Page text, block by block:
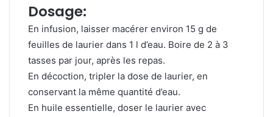
Dosage:
En infusion, laisser macérer environ 15 g de
feuilles de laurier dans 1 l d’eau. Boire de 2 à 3
tasses par jour, après les repas.
En décoction, tripler la dose de laurier, en
conservant la même quantité d’eau.
En huile essentielle, doser le laurier avec